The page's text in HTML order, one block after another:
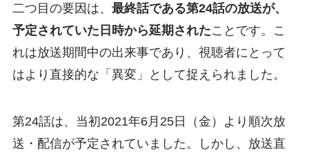
二つ目の要因は、 最終話である第24話の放送が、
予定されていた日時から延期されたことです。こ
れは放送期間中の出来事であり、視聴者にとって
はより直接的な「異変」として捉えられました。
第24話は、当初2021年6月25日（金）より順次放
送・配信が予定されていました。しかし、放送直